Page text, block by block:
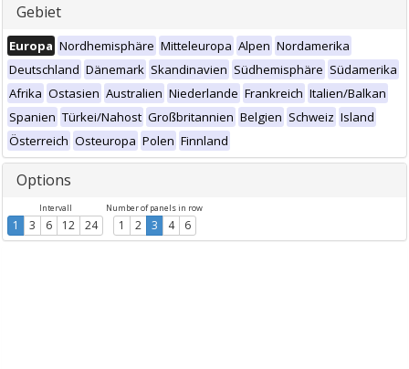
Gebiet
Europa Nordhemisphäre Mitteleuropa Alpen Nordamerika
Deutschland Dänemark Skandinavien Südhemisphäre Südamerika
Afrika Ostasien Australien Niederlande Frankreich Italien/Balkan
Spanien Türkei/Nahost Großbritannien Belgien Schweiz Island
Österreich Osteuropa Polen Finnland
Options
Intervall
1 3 6 12 24
Number of panels in row
1 2 3 4 6